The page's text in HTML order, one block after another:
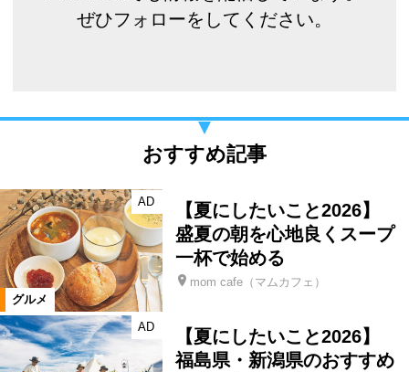
ぜひフォローをしてください。
おすすめ記事
グルメ
AD
【夏にしたいこと2026】
盛夏の朝を心地良くスープ
一杯で始める
mom cafe（マムカフェ）
AD
【夏にしたいこと2026】
福島県・新潟県のおすすめ